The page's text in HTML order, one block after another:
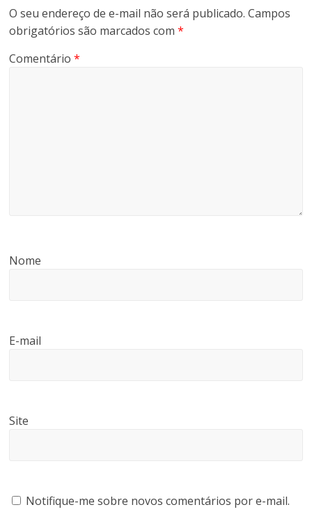
O seu endereço de e-mail não será publicado. Campos
obrigatórios são marcados com*
Comentário*
Nome
E-mail
Site
Notifique-me sobre novos comentários por e-mail.